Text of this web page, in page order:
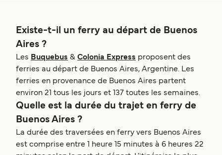
Existe-t-il un ferry au départ de Buenos
Aires ?
Les Buquebus & Colonia Express proposent des
ferries au départ de Buenos Aires, Argentine. Les
ferries en provenance de Buenos Aires partent
environ 21 tous les jours et 137 toutes les semaines.
Quelle est la durée du trajet en ferry de
Buenos Aires ?
La durée des traversées en ferry vers Buenos Aires
est comprise entre 1 heure 15 minutes à 6 heures 22